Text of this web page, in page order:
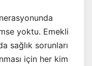
yoktu. Emekli
sağlık sorunları
için her kim